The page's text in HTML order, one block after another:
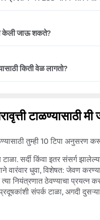
की औषधे आणि जीवनशैली
केली जात नाही.
शस्त्रक्रियेची किंमत रु.
निदान चाचण्या आणि इतर
आधारित. या खर्चामध्ये
झाल्यास किंवा रुग्णाला गंभीर
केली जाऊ शकते?
एक दुर्मिळ गुंतागुंत म्हणजे
वायुमार्ग साफ करण्यासाठी
देण्यासाठी पुनरावृत्ती सायनस
किती वेळ लागतो?
पसरला आहे यावर अवलंबून
तुम्ही 10 टिपा अनुसरण
सर्दी किंवा इतर संसर्ग
धुवा, विशेषत: जेवण
नियंत्रणात ठेवण्याचा प्रयत्न
संपर्क टाळा, अगदी
वापरून तुमचे सायनस